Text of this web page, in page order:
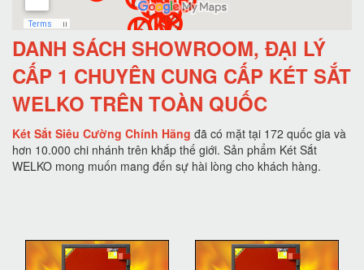
DANH SÁCH SHOWROOM, ĐẠI LÝ
CẤP 1 CHUYÊN CUNG CẤP KÉT SẮT
WELKO TRÊN TOÀN QUỐC
Két Sắt Siêu Cường Chính Hãng đã có mặt tại 172 quốc gia và
hơn 10.000 chi nhánh trên khắp thế giới. Sản phẩm Két Sắt
WELKO mong muốn mang đến sự hài lòng cho khách hàng.